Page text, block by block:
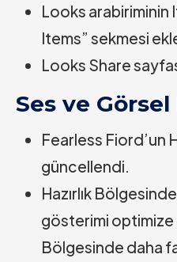
Looks arabiriminin
Items” sekmesi
Looks Share
Ses ve
Fearless Fiord’un
güncellendi.
Hazırlık
gösterimi optimize
Bölgesinde daha